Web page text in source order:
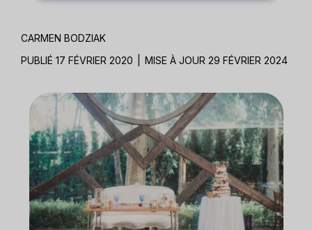
CARMEN BODZIAK
PUBLIÉ 17 FÉVRIER 2020
MISE À JOUR 29 FÉVRIER 2024